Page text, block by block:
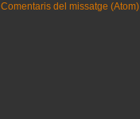
Comentaris del missatge (Atom)